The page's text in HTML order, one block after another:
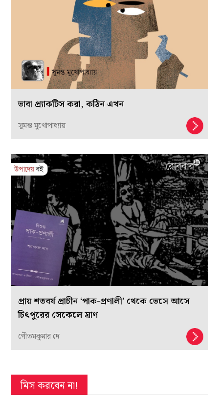
ভাবা প্র্যাকটিস করা, কঠিন এখন
সুমন্ত মুখোপাধ্যায়
প্রায় শতবর্ষ প্রাচীন ‘পাক-প্রণালী’ থেকে ভেসে আসে
চিৎপুরের সেকেলে ঘ্রাণ
গৌতমকুমার দে
মিস করবেন না!